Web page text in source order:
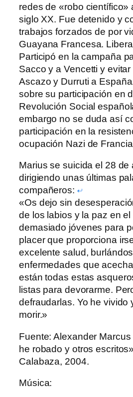
redes de «robo científico»
siglo XX. Fue detenido y
trabajos forzados de por
Guayana Francesa.
Participó en la campaña
Sacco y a Vencetti y
Ascazo y Durruti a
sobre su participación en
Revolución Social
embargo no se duda así
participación en la
ocupación Nazi de
Marius se suicida el 28 de
dirigiendo unas últimas
compañeros:
«Os dejo sin
de los labios y la paz en
demasiado jóvenes para
placer que proporciona
excelente salud,
enfermedades que
están todas estas
listas para devorarme.
defraudarlas. Yo he vivido
morir.»
Fuente: Alexander
he robado y otros
Calabaza, 2004.
Música: